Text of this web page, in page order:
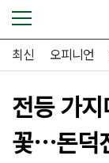
최신 오피니언
전등 가
꽃…돈덕